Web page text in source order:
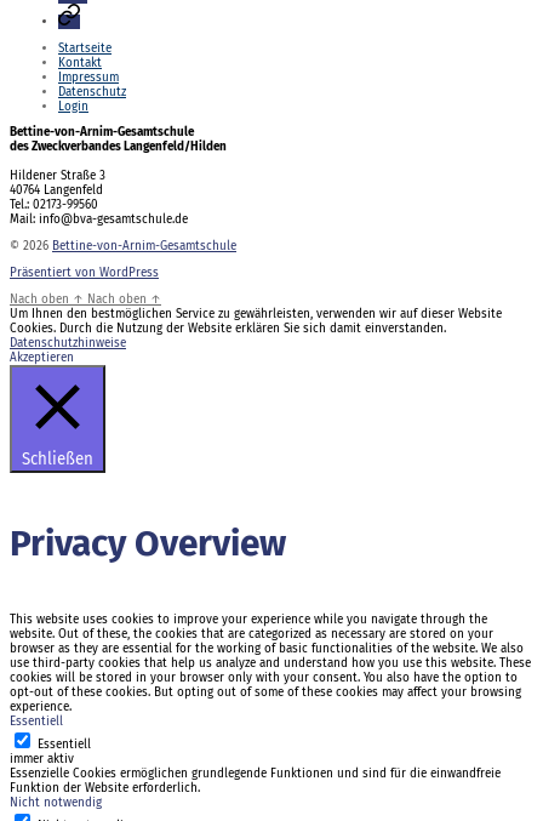
Login
Startseite
Kontakt
Impressum
Datenschutz
Login
Bettine-von-Arnim-Gesamtschule
des Zweckverbandes Langenfeld/Hilden
Hildener Straße 3
40764 Langenfeld
Tel.: 02173-99560
Mail: info@bva-gesamtschule.de
© 2026 Bettine-von-Arnim-Gesamtschule
Präsentiert von WordPress
Nach oben ↑ Nach oben ↑
Um Ihnen den bestmöglichen Service zu gewährleisten, verwenden wir auf dieser Website
Cookies. Durch die Nutzung der Website erklären Sie sich damit einverstanden.
Datenschutzhinweise
Akzeptieren
Schließen
Privacy Overview
This website uses cookies to improve your experience while you navigate through the
website. Out of these, the cookies that are categorized as necessary are stored on your
browser as they are essential for the working of basic functionalities of the website. We also
use third-party cookies that help us analyze and understand how you use this website. These
cookies will be stored in your browser only with your consent. You also have the option to
opt-out of these cookies. But opting out of some of these cookies may affect your browsing
experience.
Essentiell
Essentiell
immer aktiv
Essenzielle Cookies ermöglichen grundlegende Funktionen und sind für die einwandfreie
Funktion der Website erforderlich.
Nicht notwendig